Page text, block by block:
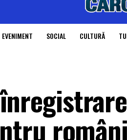
EVENIMENT SOCIAL CULTURĂ